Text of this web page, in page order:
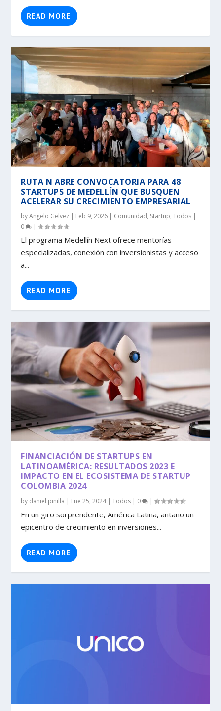
READ MORE
RUTA N ABRE CONVOCATORIA PARA 48
STARTUPS DE MEDELLÍN QUE BUSQUEN
ACELERAR SU CRECIMIENTO EMPRESARIAL
byAngelo Gelvez | Feb 9, 2026 | Comunidad, Startup,Todos |
0
|
El programa Medellín Next ofrece mentorías
especializadas, conexión con inversionistas y acceso
a...
READ MORE
FINANCIACIÓN DE STARTUPS EN
LATINOAMÉRICA: RESULTADOS 2023 E
IMPACTO EN EL ECOSISTEMA DE STARTUP
COLOMBIA 2024
by daniel.pinilla | Ene 25, 2024|Todos | 0 |
En un giro sorprendente, América Latina, antaño un
epicentro de crecimiento en inversiones...
READ MORE